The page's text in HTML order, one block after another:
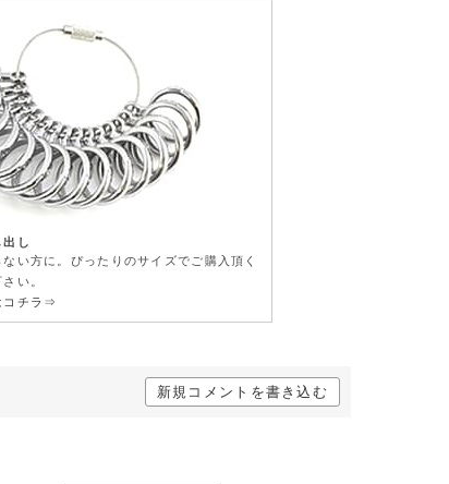
出し
い方に。ぴったりのサイズでご購入頂く
い。
コチラ⇒
新規コメントを書き込む